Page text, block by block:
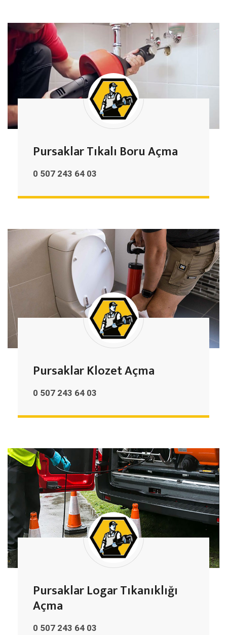
Pursaklar Tıkalı Boru Açma
0 507 243 64 03
Pursaklar Klozet Açma
0 507 243 64 03
Pursaklar Logar Tıkanıklığı
Açma
0 507 243 64 03